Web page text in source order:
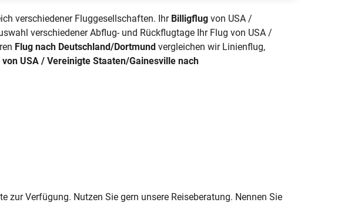
verschiedener Fluggesellschaften. Ihr Billigflug von USA /
verschiedener Abflug- und Rückflugtage Ihr Flug von USA /
Flug nach Deutschland/Dortmund vergleichen wir Linienflug,
von USA / Vereinigte Staaten/Gainesville nach
Verfügung. Nutzen Sie gern unsere Reiseberatung. Nennen Sie